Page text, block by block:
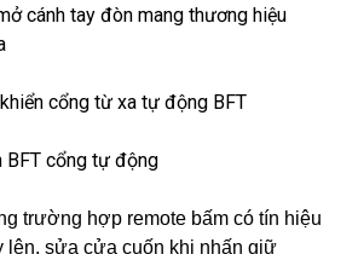
cánh tay đòn mang thương hiệu
cổng từ xa tự động BFT
BFT cổng tự động
trường hợp remote bấm có tín hiệu
lên, sửa cửa cuốn khi nhấn giữ